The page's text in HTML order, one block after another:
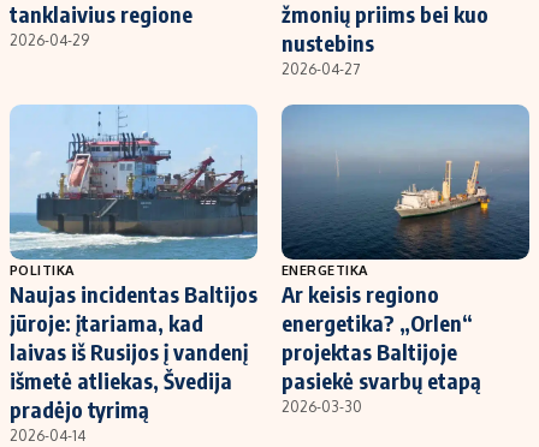
Redakcijos politika
Privatumo politika
Regionų naujienos
Indėlių palūkanos
tanklaivius regione
2026-04-29
žmonių priims bei kuo
nustebins
2026-04-27
POLITIKA
Naujas incidentas Baltijos
jūroje: įtariama, kad
laivas iš Rusijos į vandenį
išmetė atliekas, Švedija
pradėjo tyrimą
2026-04-14
ENERGETIKA
Ar keisis regiono
energetika? „Orlen“
projektas Baltijoje
pasiekė svarbų etapą
2026-03-30